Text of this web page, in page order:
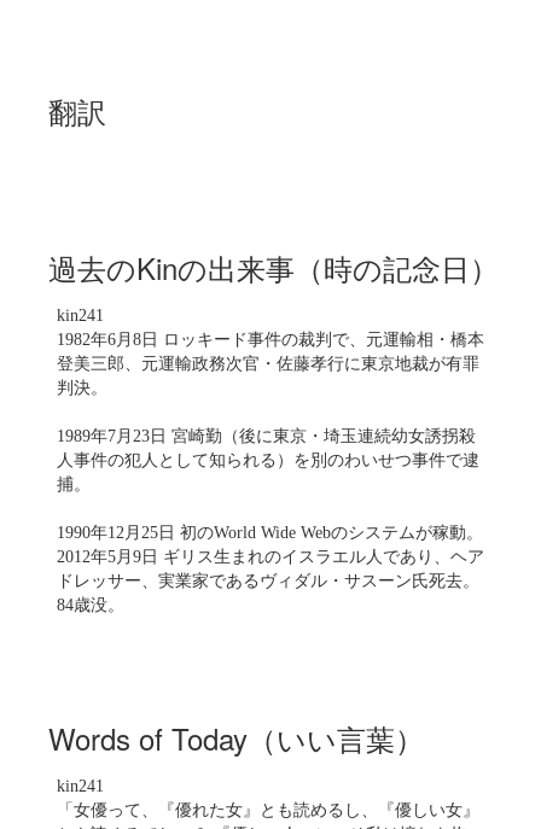
翻訳
過去のKinの出来事（時の記念日）
kin241
1982年6月8日 ロッキード事件の裁判で、元運輸相・橋本
登美三郎、元運輸政務次官・佐藤孝行に東京地裁が有罪
判決。
1989年7月23日 宮崎勤（後に東京・埼玉連続幼女誘拐殺
人事件の犯人として知られる）を別のわいせつ事件で逮
捕。
1990年12月25日 初のWorld Wide Webのシステムが稼動。
2012年5月9日 ギリス生まれのイスラエル人であり、ヘア
ドレッサー、実業家であるヴィダル・サスーン氏死去。
84歳没。
Words of Today（いい言葉）
kin241
「女優って、『優れた女』とも読めるし、『優しい女』